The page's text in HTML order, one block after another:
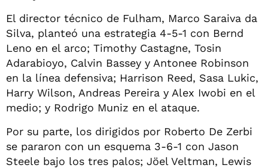
El director técnico de Fulham, Marco Saraiva da
Silva, planteó una estrategia 4-5-1 con Bernd
Leno en el arco; Timothy Castagne, Tosin
Adarabioyo, Calvin Bassey y Antonee Robinson
en la línea defensiva; Harrison Reed, Sasa Lukic,
Harry Wilson, Andreas Pereira y Alex Iwobi en el
medio; y Rodrigo Muniz en el ataque.
Por su parte, los dirigidos por Roberto De Zerbi
se pararon con un esquema 3-6-1 con Jason
Steele bajo los tres palos; Jöel Veltman, Lewis